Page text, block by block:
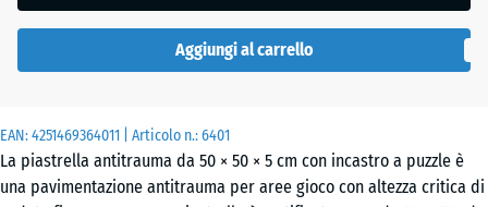
EAN:4251469364011 | Articolo n.:6401
La piastrella antitrauma da 50 × 50 × 5 cm con incastro a puzzle è
una pavimentazione antitrauma per aree gioco con altezza critica di
Aggiungi al carrello